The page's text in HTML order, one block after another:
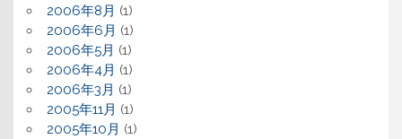
2006年8月 (1)
2006年6月 (1)
2006年5月 (1)
2006年4月 (1)
2006年3月 (1)
2005年11月 (1)
2005年10月 (1)